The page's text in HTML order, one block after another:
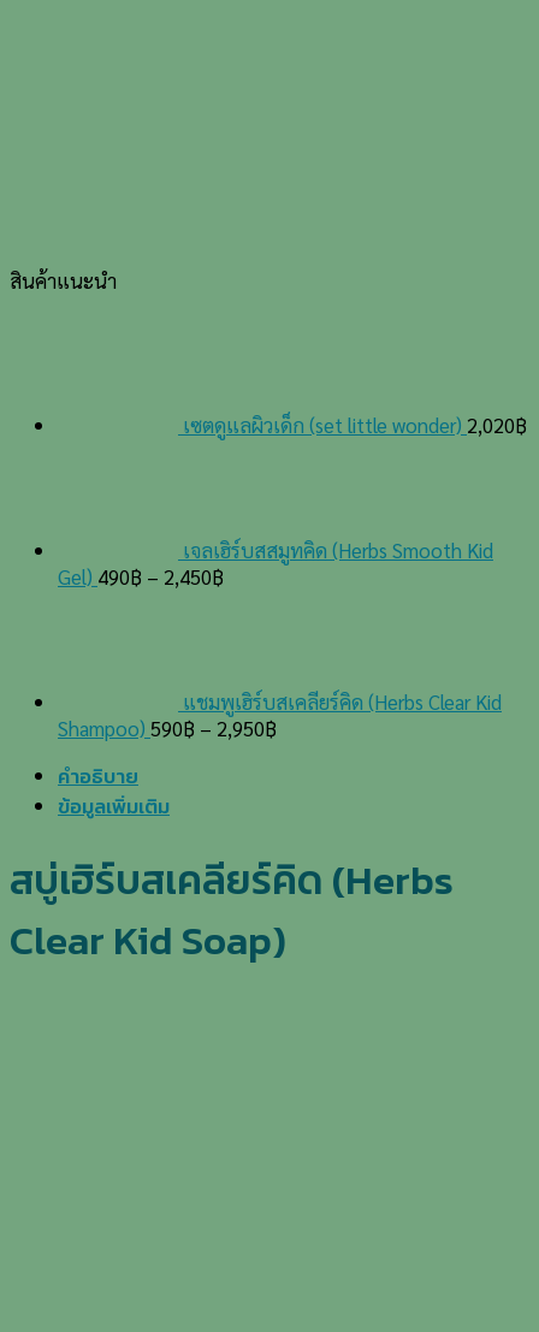
สินค้าแนะนำ
เซตดูแลผิวเด็ก (set little wonder) 2,020฿
เจลเฮิร์บสสมูทคิด (Herbs Smooth Kid
Gel) 490฿ – 2,450฿
แชมพูเฮิร์บสเคลียร์คิด (Herbs Clear Kid
Shampoo) 590฿ – 2,950฿
คำอธิบาย
ข้อมูลเพิ่มเติม
สบู่เฮิร์บสเคลียร์คิด (Herbs
Clear Kid Soap)